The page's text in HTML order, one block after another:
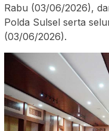
Rabu (03/06/2026),
Polda Sulsel serta
(03/06/2026).